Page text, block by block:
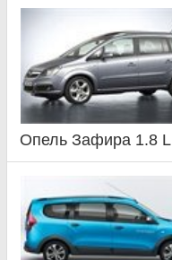
Опель Зафира 1.8 L